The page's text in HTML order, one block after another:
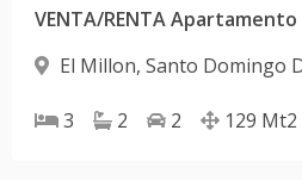
VENTA/RENTA Apartamento
El Millon, Santo Domingo
3 2 2 129 Mt2